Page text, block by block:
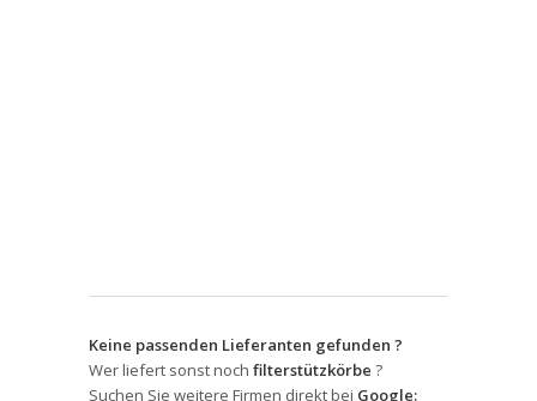
Keine passenden Lieferanten gefunden ?
Wer liefert sonst noch filterstützkörbe ?
Suchen Sie weitere Firmen direkt bei Google: